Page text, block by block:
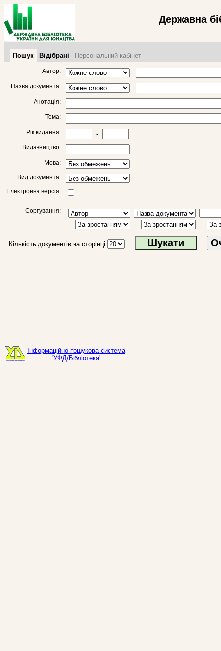
Державна
Пошук Відібрані Персональний кабінет
Автор:
Назва документа:
Анотація:
Тема:
Рік видання: -
Видавництво:
Мова:
Вид документа:
Електронна версія:
Сортування:
Кількість документів на сторінці
Інформаційно-пошукова система
'УФД/Бібліотека'